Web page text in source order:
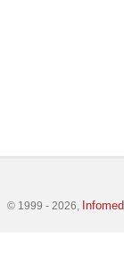
© 1999 - 2026, Infomed